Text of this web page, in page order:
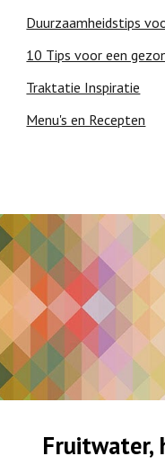
Duurzaamheidstips
10 Tips voor een
Traktatie Inspiratie
Menu's en Recepten
Fruitwater,